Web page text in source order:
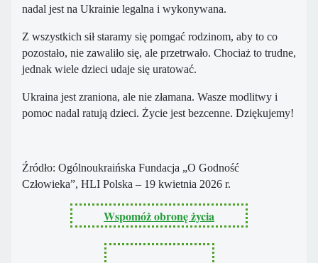
nadal jest na Ukrainie legalna i wykonywana.
Z wszystkich sił staramy się pomgać rodzinom, aby to co
pozostało, nie zawaliło się, ale przetrwało. Chociaż to trudne,
jednak wiele dzieci udaje się uratować.
Ukraina jest zraniona, ale nie złamana. Wasze modlitwy i
pomoc nadal ratują dzieci. Życie jest bezcenne. Dziękujemy!
Źródło: Ogólnoukraińska Fundacja „O Godność
Człowieka”, HLI Polska – 19 kwietnia 2026 r.
Wspomóż obronę życia